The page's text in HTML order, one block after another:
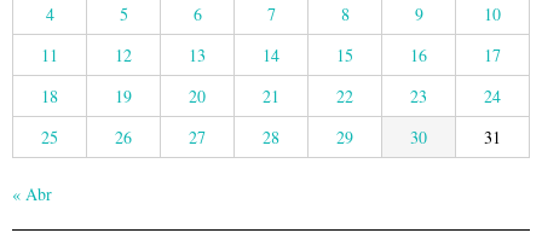
4
5 6 7 8 9
10
11
12 13 14 15 16
17
18
19 20 21 22 23
24
25
26 27 28 29 30 31
« Abr